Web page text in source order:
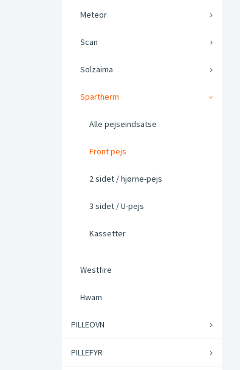
Meteor
Scan
Solzaima
Spartherm
Alle pejseindsatse
Front pejs
2 sidet / hjørne-pejs
3 sidet / U-pejs
Kassetter
Westfire
Hwam
PILLEOVN
PILLEFYR